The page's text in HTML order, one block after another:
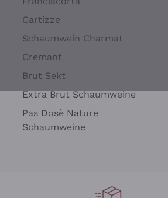
Cartizze
Schaumwein Charmat
Cremant
Brut Sekt
Extra Brut Schaumweine
Pas Dosè Nature
Schaumweine